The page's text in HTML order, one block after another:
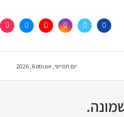
יום חמישי, אוגוסט 6, 2026
בקריית שמונה.